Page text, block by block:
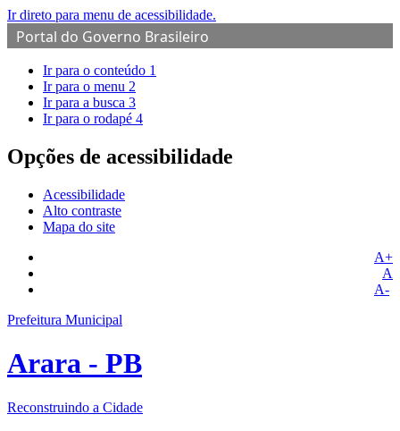
Ir direto para menu de acessibilidade.
Portal do Governo Brasileiro
Ir para o conteúdo 1
Ir para o menu 2
Ir para a busca 3
Ir para o rodapé 4
Opções de acessibilidade
Acessibilidade
Alto contraste
Mapa do site
A+
A
A-
Prefeitura Municipal
Arara - PB
Reconstruindo a Cidade